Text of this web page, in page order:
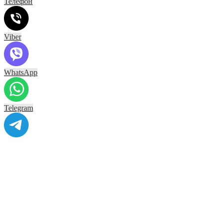
Viber
WhatsApp
Telegram